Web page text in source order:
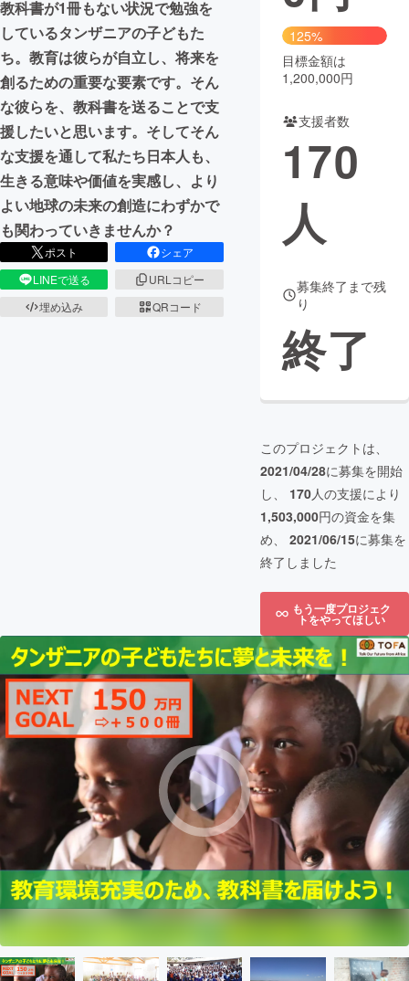
CAMPFIRE for Social Good
CAMPFIRE Creation
CAMPFIREふるさと納税machi-ya コミュニティ
教科書が1冊もない状況で勉強を
しているタンザニアの子どもた
ち。教育は彼らが自立し、将来を
創るための重要な要素です。そん
な彼らを、教科書を送ることで支
援したいと思います。そしてそん
な支援を通して私たち日本人も、
生きる意味や価値を実感し、より
よい地球の未来の創造にわずかで
も関わっていきませんか？
ポスト
シェア
LINEで送る
URLコピー
埋め込み
QRコード
125%
目標金額は
1,200,000円
支援者数
170
人
募集終了まで残
り
終了
このプロジェクトは、
2021/04/28に募集を開始
し、 170人の支援により
1,503,000円の資金を集
め、 2021/06/15に募集を
終了しました
もう一度プロジェク
トをやってほしい